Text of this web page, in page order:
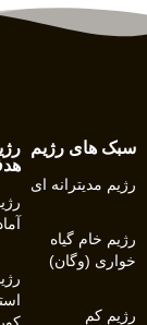
سبک های رژیم
رژیم مدیترانه ای
رژیم خام گیاه
خواری (وگان)
رژیم کم